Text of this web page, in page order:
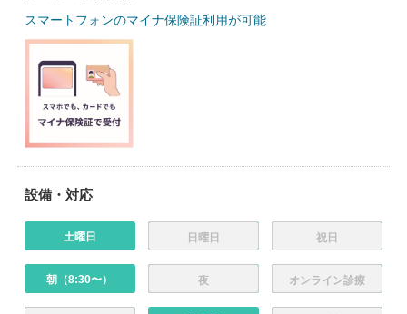
スマートフォンのマイナ保険証利用が可能
設備・対応
土曜日 日曜日 祝日
朝（8:30〜） 夜 オンライン診療